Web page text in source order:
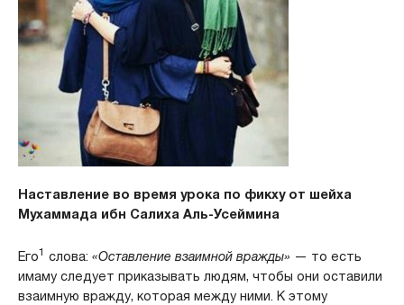
Наставление во время урока по фикху от шейха
Мухаммада ибн Салиха Аль-Усеймина
Его1 слова: «Оставление взаимной вражды» — то есть
имаму следует приказывать людям, чтобы они оставили
взаимную вражду, которая между ними. К этому